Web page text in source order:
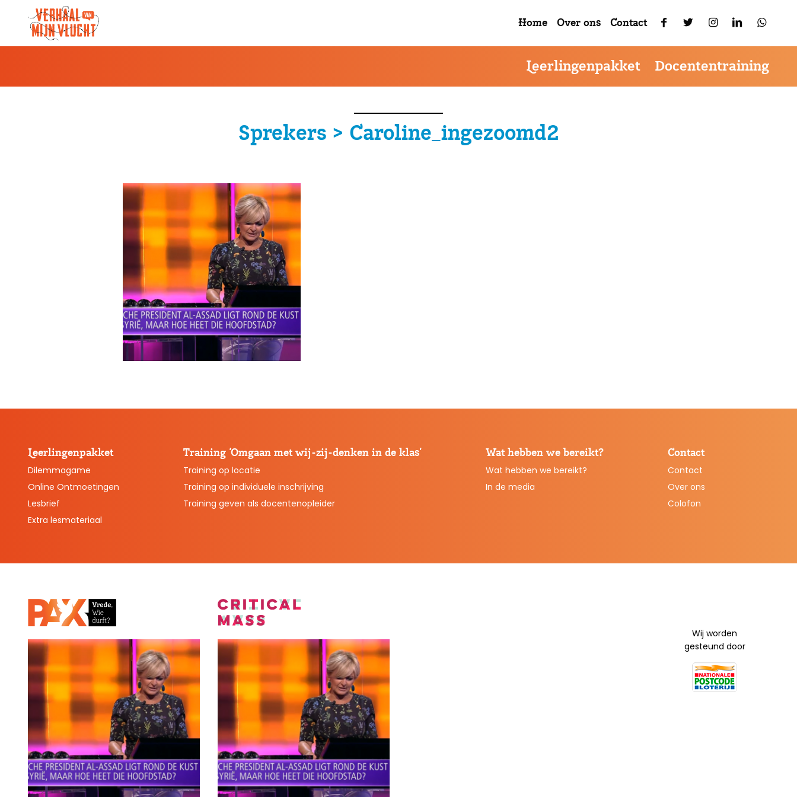
Home Over ons Contact
Leerlingenpakket Docententraining
menu
Sprekers > Caroline_ingezoomd2
Leerlingenpakket
Dilemmagame
Online Ontmoetingen
Lesbrief
Extra lesmateriaal
Training ‘Omgaan met wij-zij-denken in de klas’
Training op locatie
Training op individuele inschrijving
Training geven als docentenopleider
Wat hebben we bereikt?
Wat hebben we bereikt?
In de media
Contact
Contact
Over ons
Colofon
Wij worden
gesteund door